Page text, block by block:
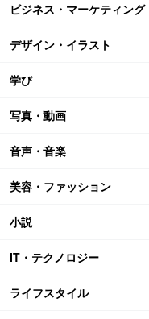
ビジネス・マーケティング
デザイン・イラスト
学び
写真・動画
音声・音楽
美容・ファッション
小説
IT・テクノロジー
ライフスタイル